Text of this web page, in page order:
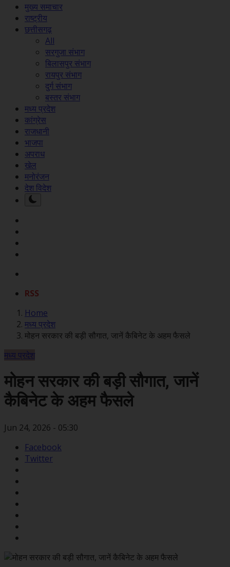
मुख्य समाचार
राष्ट्रीय
छत्तीसगढ़
All
सरगुजा संभाग
बिलासपुर संभाग
रायपुर संभाग
दुर्ग संभाग
बस्तर संभाग
मध्य प्रदेश
कांग्रेस
राजधानी
भाजपा
अपराध
खेल
मनोरंजन
देश विदेश
RSS
Home
मध्य प्रदेश
मोहन सरकार की बड़ी सौगात, जानें कैबिनेट के अहम फैसले
मध्य प्रदेश
मोहन सरकार की बड़ी सौगात, जानें
कैबिनेट के अहम फैसले
Jun 24, 2026 - 05:30
Facebook
Twitter